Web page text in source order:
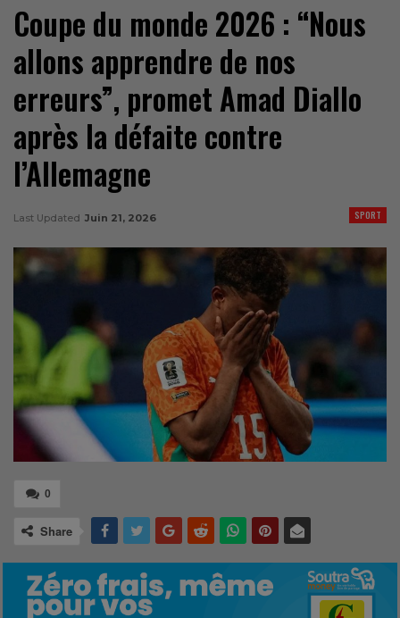
Coupe du monde 2026 : “Nous
allons apprendre de nos
erreurs”, promet Amad Diallo
après la défaite contre
l’Allemagne
SPORT
Last Updated Juin 21, 2026
0
Share